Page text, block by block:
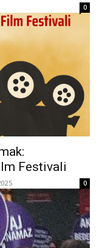
0
Festivali
0